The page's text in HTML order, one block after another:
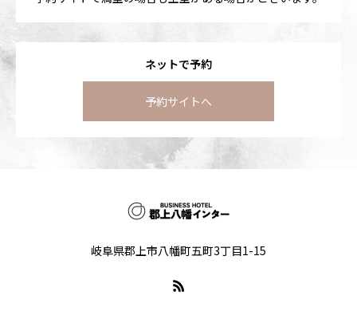
ネットで予約
予約サイトへ
岐阜県郡上市八幡町五町3丁目1-15